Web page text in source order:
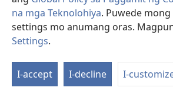
na mga Teknolohiya. Puwede
settings mo anumang oras.
Settings.
I-accept I-decline I-
tagapangasiwa ng malalaking
karagdagan, dinalaw nila ang mga
pangkalahatan sa humigit-
lupain kung saan organisadong
ang mga Saksi ni Jehova.
Pagsapit ng 1933 gumagamit na sila